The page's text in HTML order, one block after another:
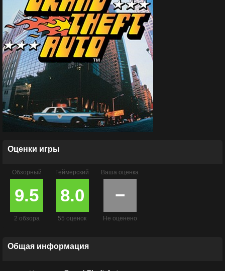
Оценки игры
Обзорный
9.5
2 обзора
Геймерский
8.0
55 оценок
Ваша оценка
−
Не оценено
Общая информация